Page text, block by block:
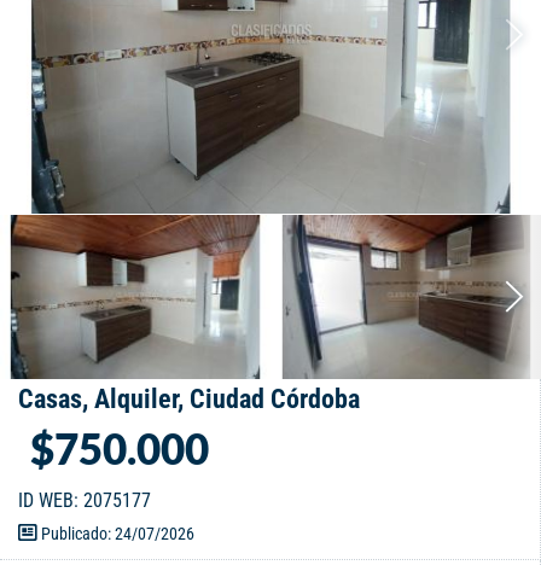
Casas, Alquiler, Ciudad Córdoba
$750.000
ID WEB: 2075177
Publicado: 24/07/2026